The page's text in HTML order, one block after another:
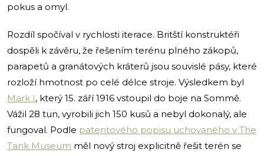
pokus a omyl.
Rozdíl spočíval v rychlosti iterace. Britští konstruktéři
dospěli k závěru, že řešením terénu plného zákopů,
parapetů a granátových kráterů jsou souvislé pásy, které
rozloží hmotnost po celé délce stroje. Výsledkem byl
Mark I, který 15. září 1916 vstoupil do boje na Sommě.
Vážil 28 tun, vyrobili jich 150 kusů a nebyl dokonalý, ale
fungoval. Podle patentového popisu uchovaného v The
Tank Museum měl nový stroj explicitně řešit terén se